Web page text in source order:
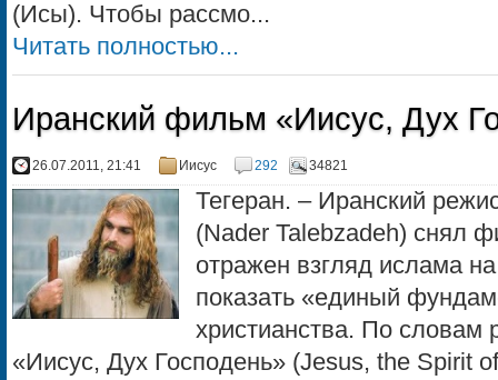
(Исы). Чтобы рассмо...
Читать полностью...
Иранский фильм «Иисус, Дух
26.07.2011, 21:41 Иисус 292 34821
Тегеран. – Иранский
(Nader Talebzadeh) снял
отражен взгляд ислама
показать «единый
христианства. По словам
«Иисус, Дух Господень» (Jesus, the Spirit